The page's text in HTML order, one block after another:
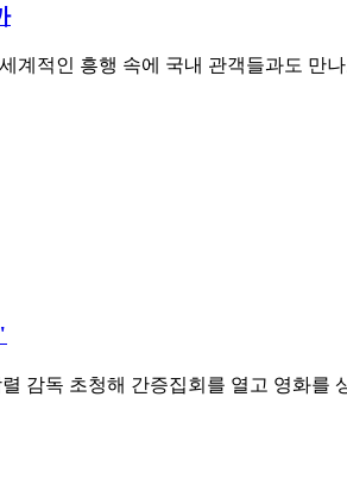
계적인 흥행 속에 국내 관객들과도 만
감독 초청해 간증집회를 열고 영화